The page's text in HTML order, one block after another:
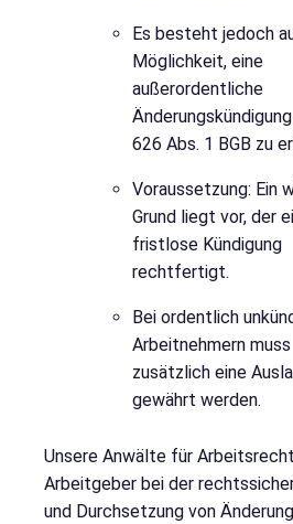
Es besteht jedoch
Möglichkeit, eine
außerordentliche
626 Abs. 1 BGB zu
Voraussetzung: Ein
Grund liegt vor, der
fristlose Kündigung
rechtfertigt.
Bei ordentlich
Arbeitnehmern muss
zusätzlich eine
gewährt werden.
Unsere Anwälte für
Arbeitgeber bei der
und Durchsetzung von